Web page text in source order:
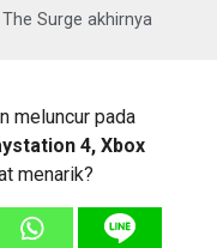
Surge akhirnya
meluncur pada
4, Xbox
menarik?